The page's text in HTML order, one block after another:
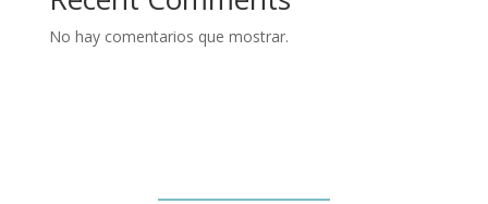
No hay comentarios que mostrar.